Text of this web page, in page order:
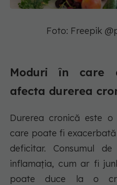
Foto: Freepik
Moduri în care
afecta durerea
Durerea cronică este
care poate fi
deficitar. Consumul
inflamația, cum ar fi
poate duce la o